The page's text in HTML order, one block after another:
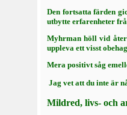
Den fortsatta färden
utbytte er­farenheter
Myhrman höll vid
uppleva ett visst
Mera positivt såg
 Jag vet att du inte är
Mildred, livs- och